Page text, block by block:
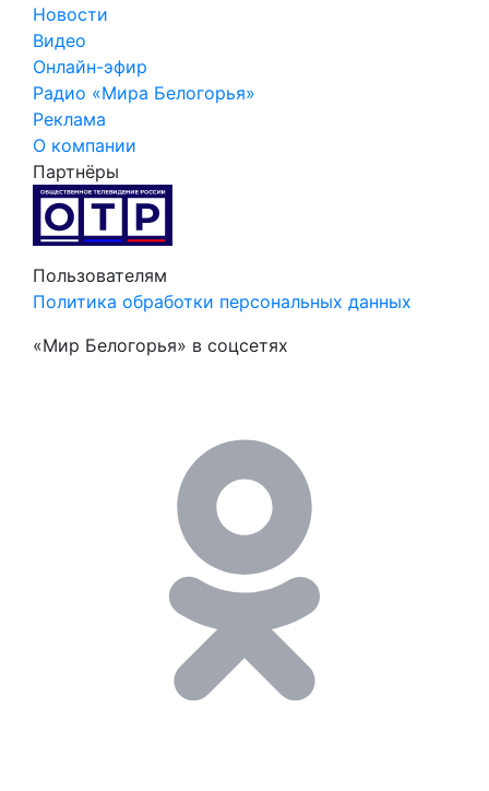
Новости
Видео
Онлайн-эфир
Радио «Мира Белогорья»
Реклама
О компании
Партнёры
Пользователям
Политика обработки персональных данных
«Мир Белогорья» в соцсетях